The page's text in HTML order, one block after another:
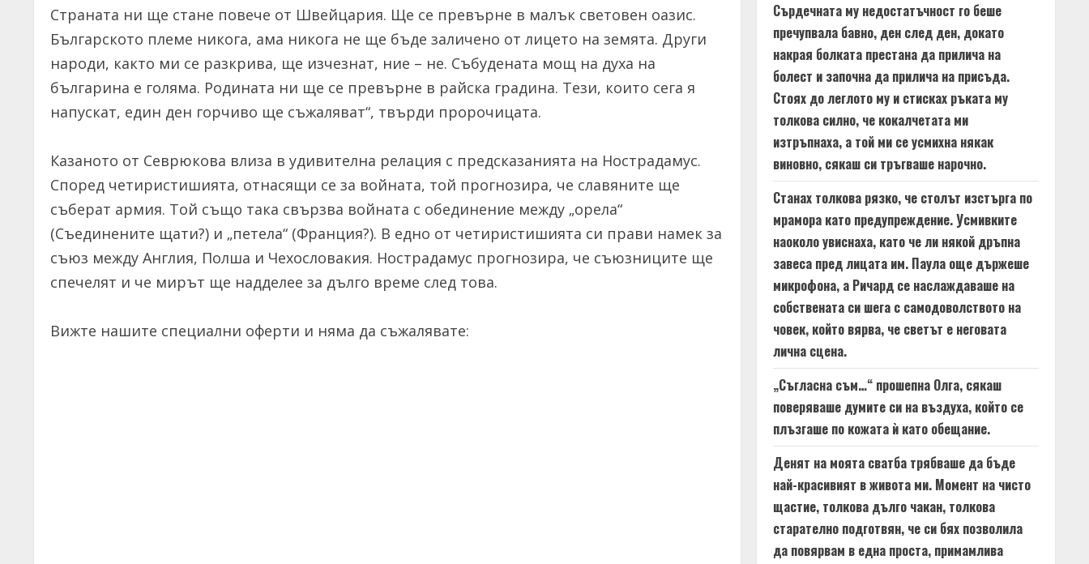
Страната ни ще стане повече от Швейцария. Ще се превърне в малък световен оазис.
Българското племе никога, ама никога не ще бъде заличено от лицето на земята. Други
народи, както ми се разкрива, ще изчезнат, ние – не. Събудената мощ на духа на
българина е голяма. Родината ни ще се превърне в райска градина. Тези, които сега я
напускат, един ден горчиво ще съжаляват“, твърди пророчицата.
Казаното от Севрюкова влиза в удивителна релация с предсказанията на Нострадамус.
Според четиристишията, отнасящи се за войната, той прогнозира, че славяните ще
съберат армия. Той също така свързва войната с обединение между „орела“
(Съединените щати?) и „петела“ (Франция?). В едно от четиристишията си прави намек за
съюз между Англия, Полша и Чехословакия. Нострадамус прогнозира, че съюзниците ще
спечелят и че мирът ще надделее за дълго време след това.
Вижте нашите специални оферти и няма да съжалявате:
Сърдечната му недостатъчност го беше
пречупвала бавно, ден след ден, докато
накрая болката престана да прилича на
болест и започна да прилича на присъда.
Стоях до леглото му и стисках ръката му
толкова силно, че кокалчетата ми
изтръпнаха, а той ми се усмихна някак
виновно, сякаш си тръгваше нарочно.
Станах толкова рязко, че столът изстърга по
мрамора като предупреждение. Усмивките
наоколо увиснаха, като че ли някой дръпна
завеса пред лицата им. Паула още държеше
микрофона, а Ричард се наслаждаваше на
собствената си шега с самодоволството на
човек, който вярва, че светът е неговата
лична сцена.
„Съгласна съм…“ прошепна Олга, сякаш
поверяваше думите си на въздуха, който се
плъзгаше по кожата ѝ като обещание.
Денят на моята сватба трябваше да бъде
най-красивият в живота ми. Момент на чисто
щастие, толкова дълго чакан, толкова
старателно подготвян, че си бях позволила
да повярвам в една проста, примамлива